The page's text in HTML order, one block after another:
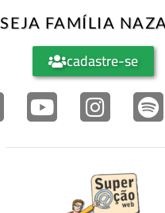
SEJA FAMÍLIA
cadastre-se